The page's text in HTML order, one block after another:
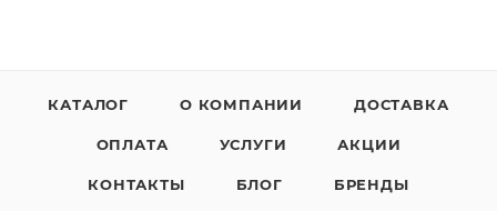
КАТАЛОГ О КОМПАНИИ ДОСТАВКА
ОПЛАТА УСЛУГИ АКЦИИ
КОНТАКТЫ БЛОГ БРЕНДЫ